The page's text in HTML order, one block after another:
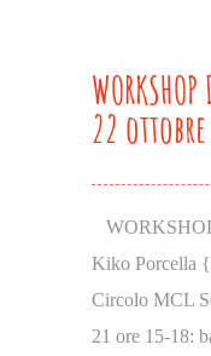
22
Kiko Porcella
Circolo MCL
21 ore 15-18: